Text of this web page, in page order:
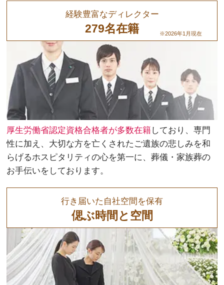
経験豊富なディレクター
279名在籍 ※2026年1月現在
厚生労働省認定資格合格者が多数在籍しており、専門
性に加え、大切な方を亡くされたご遺族の悲しみを和
らげるホスピタリティの心を第一に、葬儀・家族葬の
お手伝いをしております。
行き届いた自社空間を保有
偲ぶ時間と空間